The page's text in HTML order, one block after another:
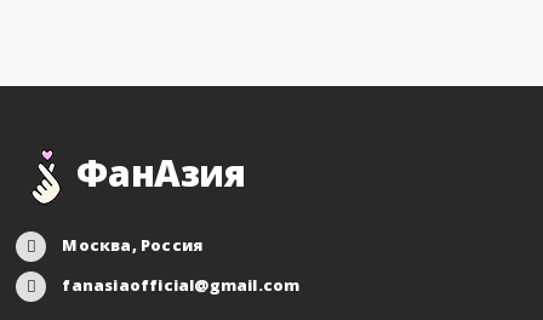
ФанАзия
Москва, Россия
fanasiaofficial@gmail.com